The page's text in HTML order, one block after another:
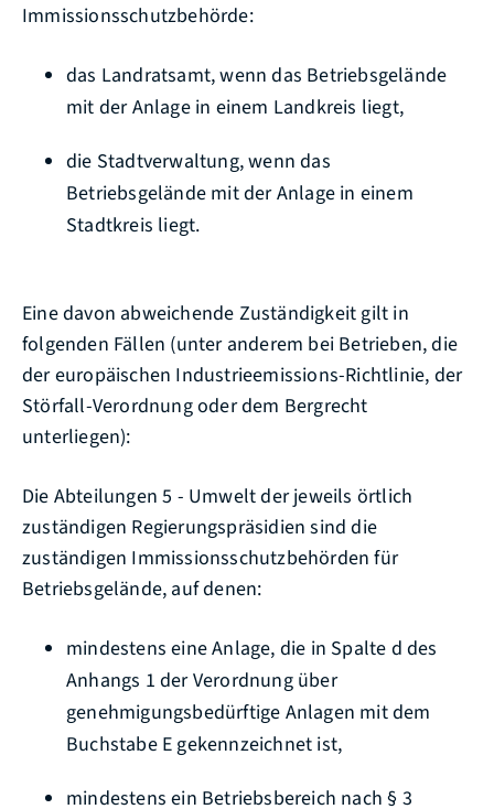
Immissionsschutzbehörde:
das Landratsamt, wenn das Betriebsgelände
mit der Anlage in einem Landkreis liegt,
die Stadtverwaltung, wenn das
Betriebsgelände mit der Anlage in einem
Stadtkreis liegt.
Eine davon abweichende Zuständigkeit gilt in
folgenden Fällen (unter anderem bei Betrieben, die
der europäischen Industrieemissions-Richtlinie, der
Störfall-Verordnung oder dem Bergrecht
unterliegen):
Die Abteilungen 5 - Umwelt der jeweils örtlich
zuständigen Regierungspräsidien sind die
zuständigen Immissionsschutzbehörden für
Betriebsgelände, auf denen:
mindestens eine Anlage, die in Spalte d des
Anhangs 1 der Verordnung über
genehmigungsbedürftige Anlagen mit dem
Buchstabe E gekennzeichnet ist,
mindestens ein Betriebsbereich nach § 3